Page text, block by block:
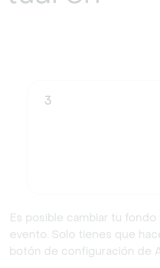
3
Es posible cambiar tu
evento. Solo tienes que
botón de configuración de